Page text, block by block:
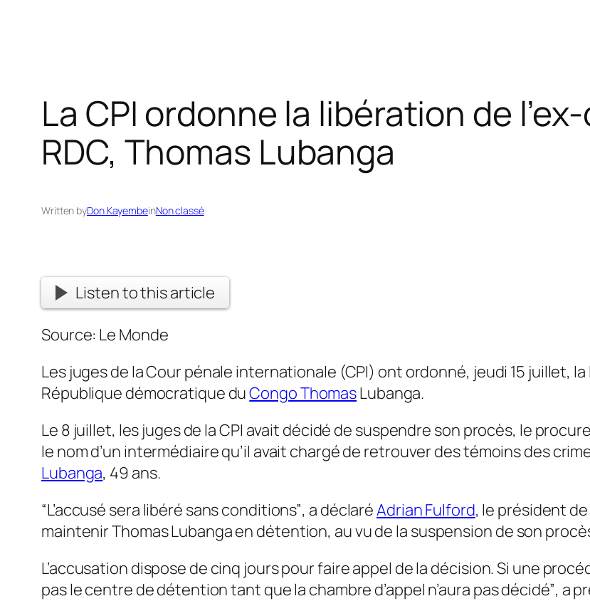
La CPI ordonne la libération de
RDC, Thomas Lubanga
Written byDon KayembeinNon classé
Listen to this article
Source: Le Monde
Les juges de la Cour pénale internationale (CPI) ont ordonné, jeudi 15 juillet,
République démocratique duCongo ThomasLubanga.
Le 8 juillet, les juges de la CPI avait décidé de suspendre son procès, le
le nom d’un intermédiaire qu’il avait chargé de retrouver des témoins des
Lubanga, 49 ans.
“L’accusé sera libéré sans conditions”, a déclaréAdrian Fulford, le président
maintenir Thomas Lubanga en détention, au vu de la suspension de son
L’accusation dispose de cinq jours pour faire appel de la décision. Si une
pas le centre de détention tant que la chambre d’appel n’aura pas décidé”, a